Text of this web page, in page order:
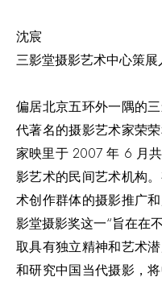
沈宸
三影堂摄影艺术中心策展
偏居北京五环外一隅的
代著名的摄影艺术家荣
家映里于 2007 年 6 月
影艺术的民间艺术机构
术创作群体的摄影推广
影堂摄影奖这一“旨在在
取具有独立精神和艺术
和研究中国当代摄影，